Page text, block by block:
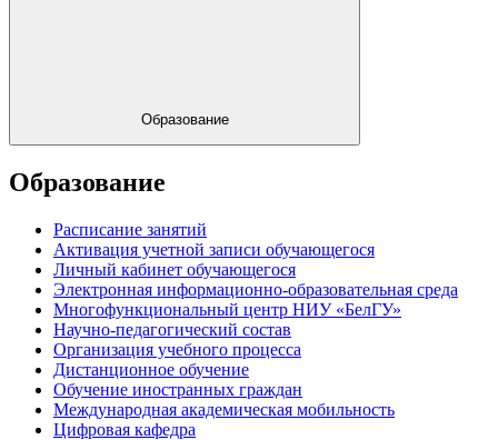
Образование
Образование
Расписание занятий
Активация учетной записи обучающегося
Личный кабинет обучающегося
Электронная информационно-образовательная среда
Многофункциональный центр НИУ «БелГУ»
Научно-педагогический состав
Организация учебного процесса
Дистанционное обучение
Обучение иностранных граждан
Международная академическая мобильность
Цифровая кафедра